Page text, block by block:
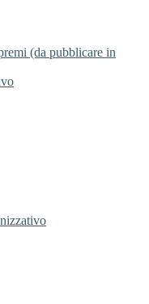
(da pubblicare in